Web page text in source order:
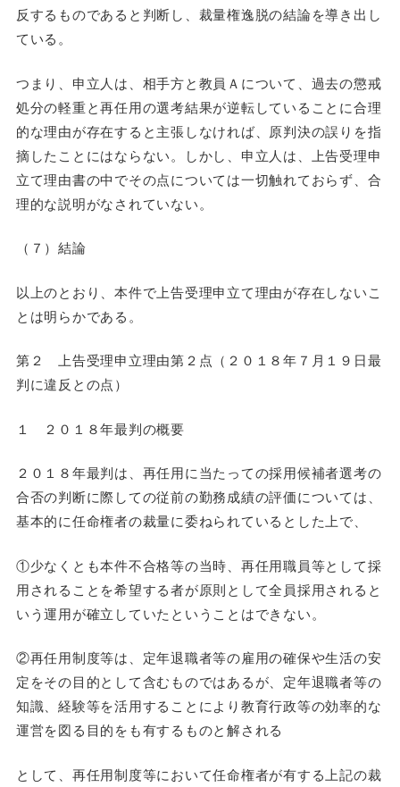
反するものであると判断し、裁量権逸脱の結論を導き出し
ている。
つまり、申立人は、相手方と教員Ａについて、過去の懲戒
処分の軽重と再任用の選考結果が逆転していることに合理
的な理由が存在すると主張しなければ、原判決の誤りを指
摘したことにはならない。しかし、申立人は、上告受理申
立て理由書の中でその点については一切触れておらず、合
理的な説明がなされていない。
（７）結論
以上のとおり、本件で上告受理申立て理由が存在しないこ
とは明らかである。
第２ 上告受理申立理由第２点（２０１８年７月１９日最
判に違反との点）
１ ２０１８年最判の概要
２０１８年最判は、再任用に当たっての採用候補者選考の
合否の判断に際しての従前の勤務成績の評価については、
基本的に任命権者の裁量に委ねられているとした上で、
①少なくとも本件不合格等の当時、再任用職員等として採
用されることを希望する者が原則として全員採用されると
いう運用が確立していたということはできない。
②再任用制度等は、定年退職者等の雇用の確保や生活の安
定をその目的として含むものではあるが、定年退職者等の
知識、経験等を活用することにより教育行政等の効率的な
運営を図る目的をも有するものと解される
として、再任用制度等において任命権者が有する上記の裁